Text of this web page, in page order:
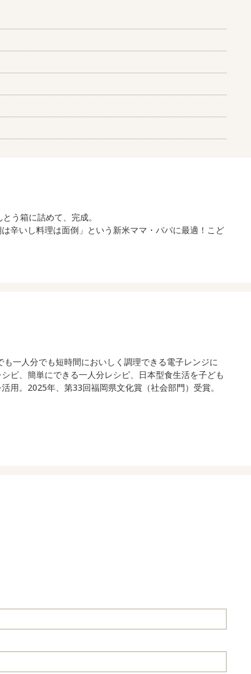
う箱に詰めて、完成。
辛いし料理は面倒」という新米ママ・パパに最適！こど
一人分でも短時間においしく調理できる電子レンジに
ピ、簡単にできる一人分レシピ、日本型食生活を子ども
用。2025年、第33回福岡県文化賞（社会部門）受賞。